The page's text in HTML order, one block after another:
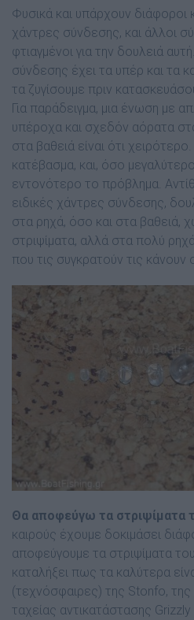
Φυσικά και υπάρχουν διάφοροι
χάντρες σύνδεσης, και άλλοι
φτιαγµένοι για την δουλειά
σύνδεσης έχει τα υπέρ και τα
τα ζυγίσουµε πριν
Για παράδειγµα, µια ένωση µε
υπέροχα και σχεδόν αόρατα
στα βαθειά είναι ότι
κατέβασµα, και, όσο
εντονότερο το πρόβληµα.
ειδικές χάντρες σύνδεσης,
στα ρηχά, όσο και στα βαθειά,
στριψίµατα, αλλά στα πολύ
που τις συγκρατούν τις κάνουν
Θα αποφεύγω τα στριψίµατα
καιρούς έχουµε δοκιµάσει
αποφεύγουµε τα στριψίµατα
καταλήξει πως τα καλύτερα
(τεχνόσφαιρες) της Stonfo, της
ταχείας αντικατάστασης